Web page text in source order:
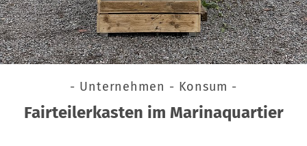
- Unternehmen - Konsum -
Fairteilerkasten im Marinaquartier